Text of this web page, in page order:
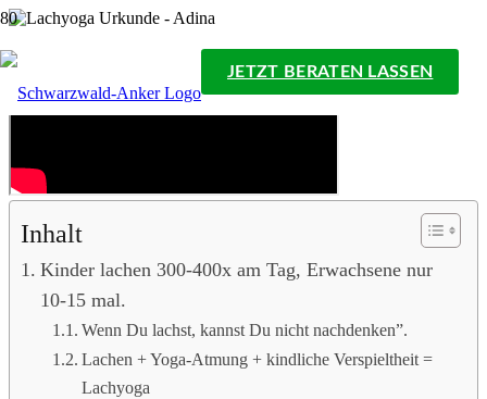
JETZT BERATEN LASSEN
Inhalt
Kinder lachen 300-400x am Tag, Erwachsene nur
10-15 mal.
Wenn Du lachst, kannst Du nicht nachdenken”.
Lachen + Yoga-Atmung + kindliche Verspieltheit =
Lachyoga